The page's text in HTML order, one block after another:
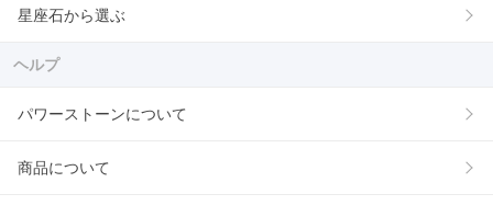
星座石から選ぶ
ヘルプ
パワーストーンについて
商品について